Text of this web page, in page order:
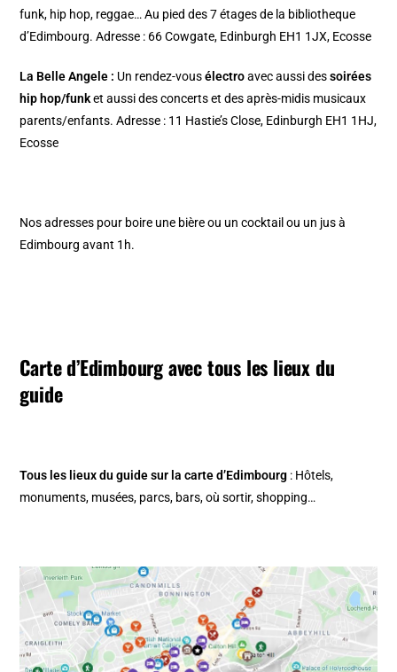
funk, hip hop, reggae… Au pied des 7 étages de la bibliotheque
d’Edimbourg. Adresse : 66 Cowgate, Edinburgh EH1 1JX, Ecosse
La Belle Angele : Un rendez-vousélectroavec aussi dessoirées
hip hop/funket aussi des concerts et des après-midis musicaux
parents/enfants. Adresse : 11 Hastie’s Close, Edinburgh EH1 1HJ,
Ecosse
Nos adresses pour boire une bière ou un cocktail ou un jus à
Edimbourg avant 1h.
Carte d’Edimbourg avec tous les lieux du
guide
Tous les lieux du guide sur lacarte d’Edimbourg : Hôtels,
monuments, musées, parcs, bars, où sortir, shopping…